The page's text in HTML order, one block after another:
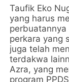
Taufik Eko
yang harus
perkara yang
juga telah
terdakwa
Azra, yang
program